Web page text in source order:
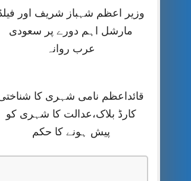
وزیر اعظم شہباز شریف اور
مارشل اہم دورے پر سعودی
عرب روانہ
قائداعظم نامی شہری کا
کارڈ بلاک،عدالت کا شہری کو
پیش ہونے کا حکم